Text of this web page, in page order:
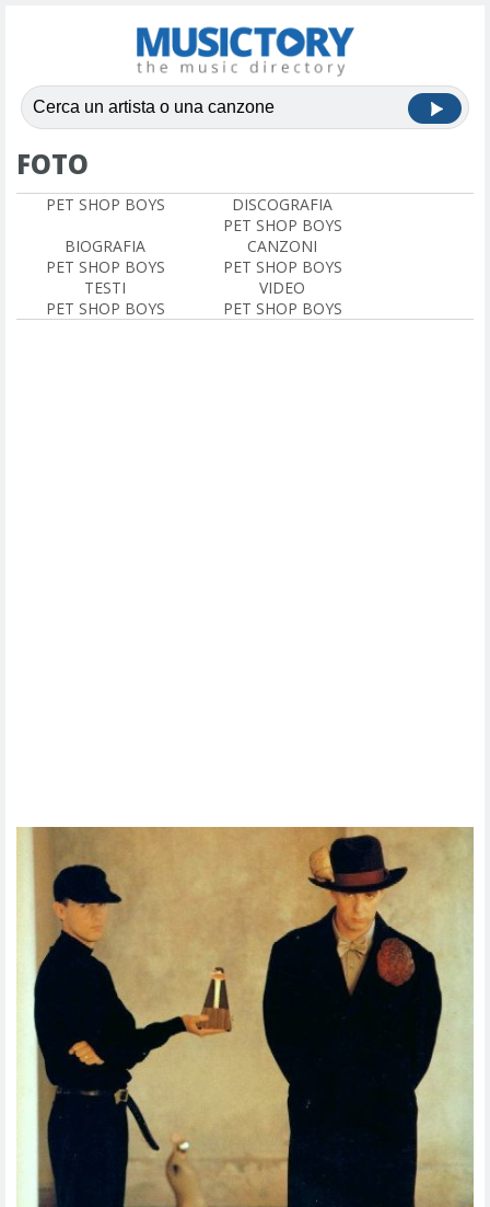
FOTO
PET SHOP BOYS
DISCOGRAFIA
PET SHOP BOYS
BIOGRAFIA
PET SHOP BOYS
CANZONI
PET SHOP BOYS
TESTI
PET SHOP BOYS
VIDEO
PET SHOP BOYS